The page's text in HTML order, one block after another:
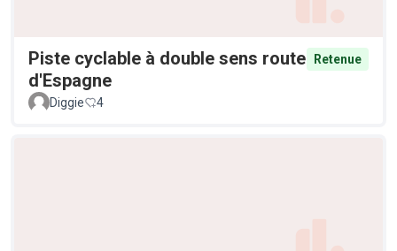
Piste cyclable à double sens route
d'Espagne
Retenue
Diggie 4